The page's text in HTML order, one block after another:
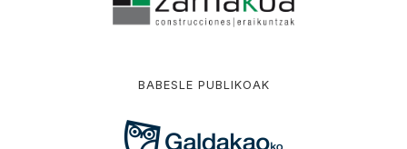
BABESLE PUBLIKOAK